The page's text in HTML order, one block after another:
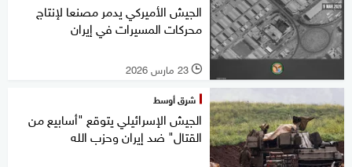
الجيش الأميركي يدمر مصنعا لإنتاج
محركات المسيرات في إيران
l 23 مارس 2026
شرق أوسط
الجيش الإسرائيلي يتوقع "أسابيع من
القتال" ضد إيران وحزب الله